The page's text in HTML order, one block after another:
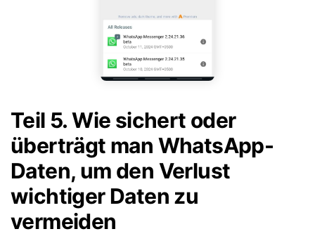
Teil 5. Wie sichert oder
überträgt man WhatsApp-
Daten, um den Verlust
wichtiger Daten zu
vermeiden